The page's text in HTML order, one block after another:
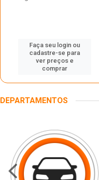
Faça seu login ou
cadastre-se para
ver preços e
comprar
DEPARTAMENTOS